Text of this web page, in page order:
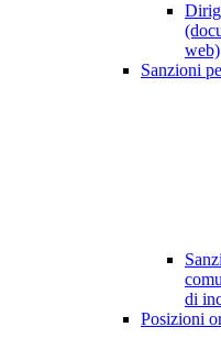
web)
Sanzioni
di
Posizioni